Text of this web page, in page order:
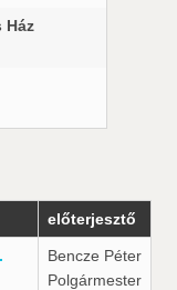
Ház
előterjesztő
Bencze Péter
Polgármester